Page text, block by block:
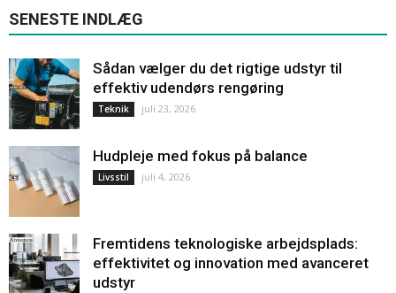
SENESTE INDLÆG
Sådan vælger du det rigtige udstyr til
effektiv udendørs rengøring
Teknik juli 23, 2026
Hudpleje med fokus på balance
Livsstil juli 4, 2026
Fremtidens teknologiske arbejdsplads:
effektivitet og innovation med avanceret
udstyr